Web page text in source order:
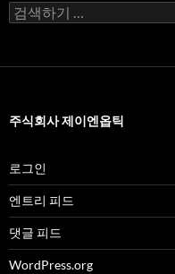
검
색
주식회사 제이엔옵틱
로그인
엔트리 피드
댓글 피드
WordPress.org